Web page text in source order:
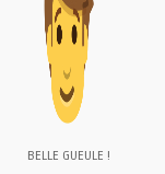
BELLE GUEULE !